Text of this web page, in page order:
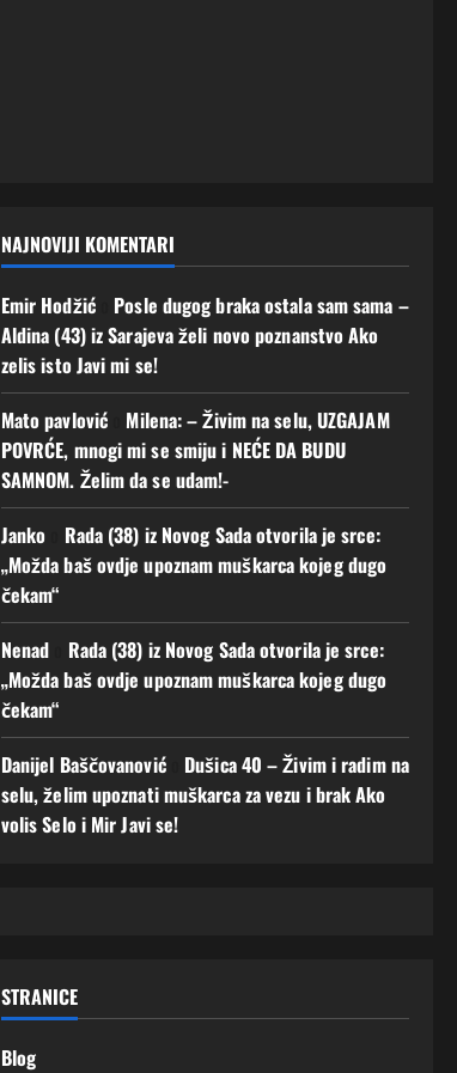
NAJNOVIJI KOMENTARI
Emir Hodžićo Posle dugog braka ostala sam sama –
Aldina (43) iz Sarajeva želi novo poznanstvo Ako
zelis isto Javi mi se!
Mato pavlović
Milena: – Živim na selu, UZGAJAM
POVRĆE, mnogi mi se smiju i NEĆE DA BUDU
SAMNOM. Želim da se udam!-
Janko
Rada (38) iz Novog Sada otvorila je srce:
„Možda baš ovdje upoznam muškarca kojeg dugo
čekam“
Nenad
Rada (38) iz Novog Sada otvorila je srce:
„Možda baš ovdje upoznam muškarca kojeg dugo
čekam“
Danijel Baščovanovićo Dušica 40 – Živim i radim na
selu, želim upoznati muškarca za vezu i brak Ako
volis Selo i Mir Javi se!
STRANICE
Blog